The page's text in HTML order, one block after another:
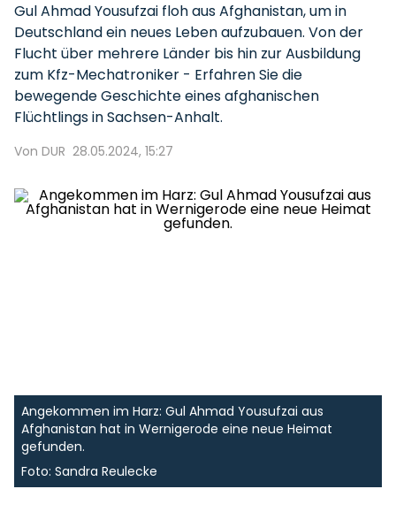
Gul Ahmad Yousufzai floh aus Afghanistan, um in
Deutschland ein neues Leben aufzubauen. Von der
Flucht über mehrere Länder bis hin zur Ausbildung
zum Kfz-Mechatroniker - Erfahren Sie die
bewegende Geschichte eines afghanischen
Flüchtlings in Sachsen-Anhalt.
Von DUR 28.05.2024, 15:27
Angekommen im Harz: Gul Ahmad Yousufzai aus
Afghanistan hat in Wernigerode eine neue Heimat
gefunden.
Foto: Sandra Reulecke